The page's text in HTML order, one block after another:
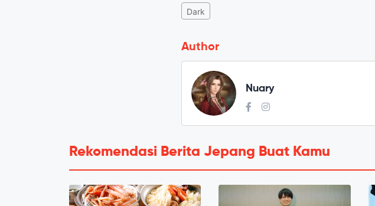
Dark
Author
Nuary
Rekomendasi Berita Jepang Buat Kamu